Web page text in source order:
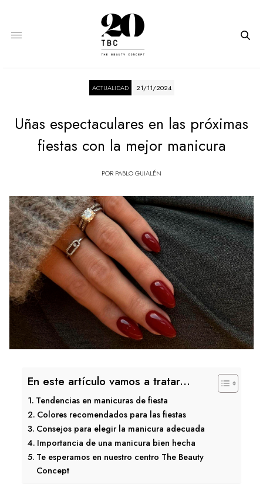
ACTUALIDAD 21/11/2024
Uñas espectaculares en las próximas
fiestas con la mejor manicura
POR PABLO GUIALÉN
En este artículo vamos a tratar...
Tendencias en manicuras de fiesta
Colores recomendados para las fiestas
Consejos para elegir la manicura adecuada
Importancia de una manicura bien hecha
Te esperamos en nuestro centro The Beauty
Concept